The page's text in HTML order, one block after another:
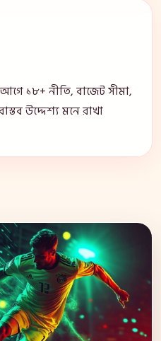
১৮+ নীতি, বাজেট সীমা,
উদ্দেশ্য মনে রাখা